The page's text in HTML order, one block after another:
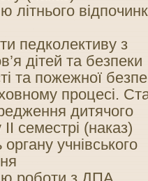
літнього
педколективу з
дітей та безпеки
та пожежної
процесі.
дитячого
семестрі (наказ)
учнівського